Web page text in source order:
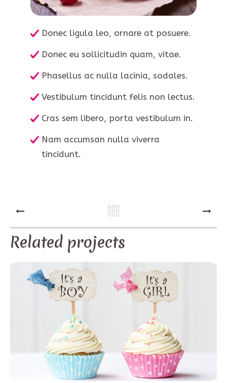
Donec ligula leo, ornare at posuere.
Donec eu sollicitudin quam, vitae.
Phasellus ac nulla lacinia, sodales.
Vestibulum tincidunt felis non lectus.
Cras sem libero, porta vestibulum in.
Nam accumsan nulla viverra
tincidunt.
PREV NEXT
Related projects